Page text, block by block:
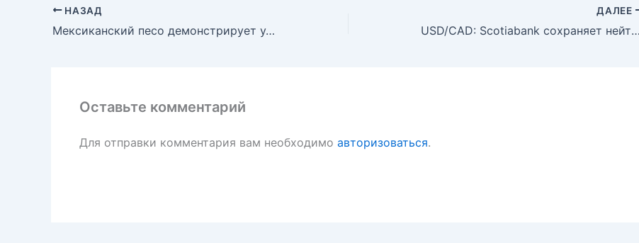
НАЗАД
Мексиканский песо демонстрирует удивительную устойчивость на фоне торговой неопределенности
ДАЛЕЕ
USD/CAD: Scotiabank сохраняет нейтралитет на фоне признаков ослабления бычьего импульса
Оставьте комментарий
Для отправки комментария вам необходимо авторизоваться.